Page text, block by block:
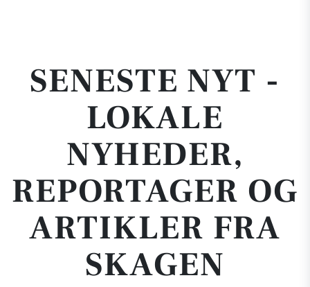
SENESTE NYT -
LOKALE
NYHEDER,
REPORTAGER OG
ARTIKLER FRA
SKAGEN